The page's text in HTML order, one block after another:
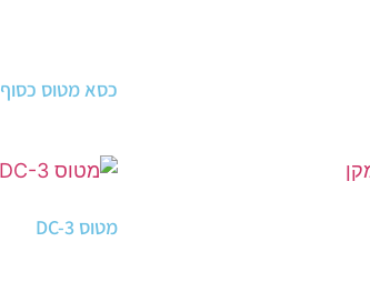
כסא מטוס כסוף
מטוס DC-3